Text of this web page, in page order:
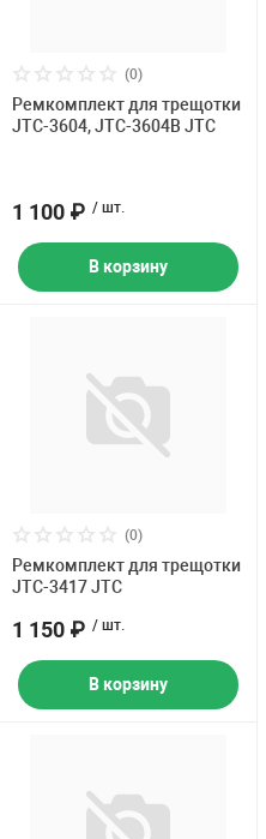
(0)
Ремкомплект для трещотки
JTC-3604, JTC-3604B JTC
1 100 ₽ / шт.
В корзину
(0)
Ремкомплект для трещотки
JTC-3417 JTC
1 150 ₽ / шт.
В корзину